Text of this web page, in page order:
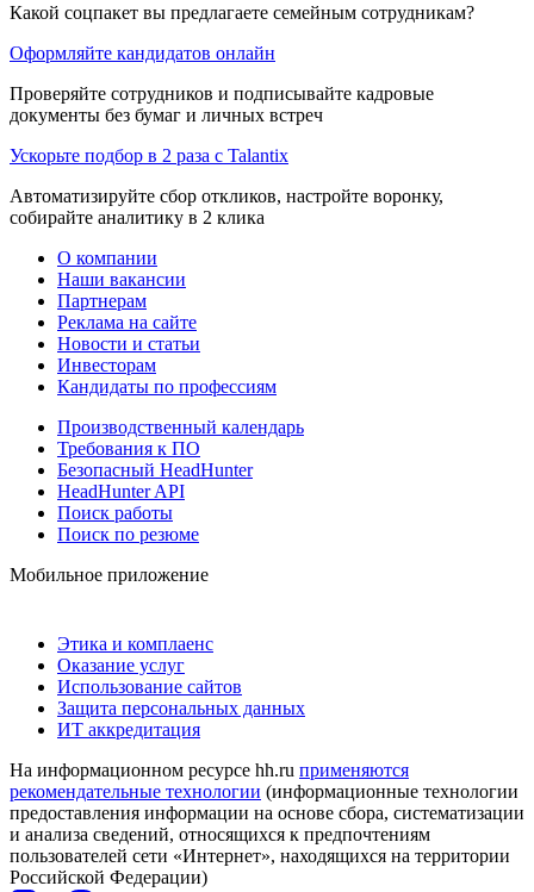
Какой соцпакет вы предлагаете семейным сотрудникам?
Оформляйте кандидатов онлайн
Проверяйте сотрудников и подписывайте кадровые
документы без бумаг и личных встреч
Ускорьте подбор в 2 раза с Talantix
Автоматизируйте сбор откликов, настройте воронку,
собирайте аналитику в 2 клика
О компании
Наши вакансии
Партнерам
Реклама на сайте
Новости и статьи
Инвесторам
Кандидаты по профессиям
Производственный календарь
Требования к ПО
Безопасный HeadHunter
HeadHunter API
Поиск работы
Поиск по резюме
Мобильное приложение
Этика и комплаенс
Оказание услуг
Использование сайтов
Защита персональных данных
ИТ аккредитация
На информационном ресурсе hh.ru применяются
рекомендательные технологии (информационные технологии
предоставления информации на основе сбора, систематизации
и анализа сведений, относящихся к предпочтениям
пользователей сети «Интернет», находящихся на территории
Российской Федерации)